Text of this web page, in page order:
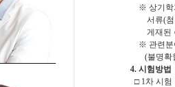
※ 상기학
서류(첨부
게재된 ○○
※ 관련분
(불명확
4. 시험방법
□ 1차 시험